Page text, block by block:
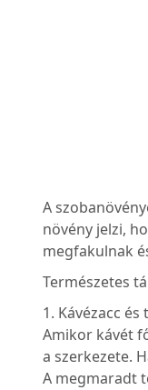
A
növény jelzi,
megfakulnak
Természetes
1. Kávézacc és
Amikor kávét
a szerkezete.
A megmaradt